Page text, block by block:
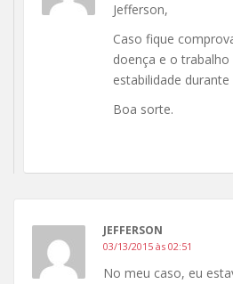
Jefferson,
Caso fique
doença e o
estabilidade durante
Boa sorte.
JEFFERSON
03/13/2015 às 02:51
No meu caso, eu